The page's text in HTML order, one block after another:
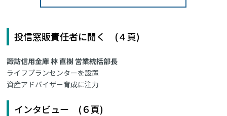
投信窓販責任者に聞く (４頁)
諏訪信用金庫 林 直樹 営業統括部長
ライフプランセンターを設置
資産アドバイザー育成に注力
インタビュー (６頁)